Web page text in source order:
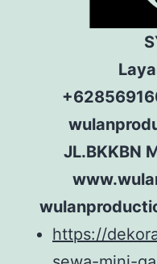
JL.BKKBN
https://